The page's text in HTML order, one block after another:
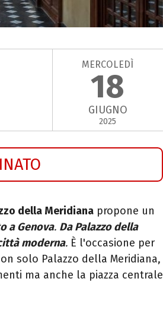
MERCOLEDÌ
18
GIUGNO
2025
della Meridiana propone un
a Genova. Da Palazzo della
moderna. È l'occasione per
solo Palazzo della Meridiana,
ma anche la piazza centrale